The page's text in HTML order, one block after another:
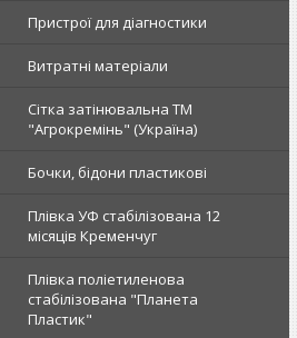
Пристрої для діагностики
Витратні матеріали
Сітка затінювальна ТМ
"Агрокремінь" (Україна)
Бочки, бідони пластикові
Плівка УФ стабілізована 12
місяців Кременчуг
Плівка поліетиленова
стабілізована "Планета
Пластик"